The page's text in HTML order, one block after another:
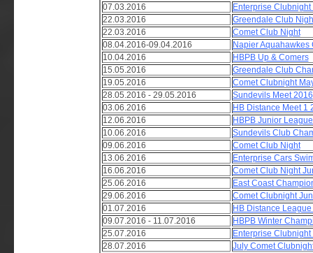
07.03.2016
Enterprise Clubnight
22.03.2016
Greendale Club
22.03.2016
Comet Club Night
08.04.2016-09.04.2016
Napier
10.04.2016
HBPB Up & Comers
15.05.2016
Greendale Club
19.05.2016
Comet Clubnight
28.05.2016 - 29.05.2016
Sundevils Meet 2016
03.06.2016
HB Distance Meet 1
12.06.2016
HBPB Junior
10.06.2016
Sundevils Club
09.06.2016
Comet Club Night
13.06.2016
Enterprise Cars
16.06.2016
Comet Club Night
25.06.2016
East Coast
29.06.2016
Comet Clubnight
01.07.2016
HB Distance League
09.07.2016 - 11.07.2016
HBPB Winter
25.07.2016
Enterprise Clubnight
28.07.2016
July Comet